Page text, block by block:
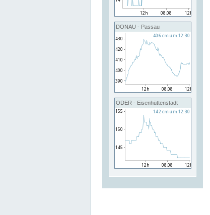
DONAU - Passau
ODER - Eisenhüttenstadt